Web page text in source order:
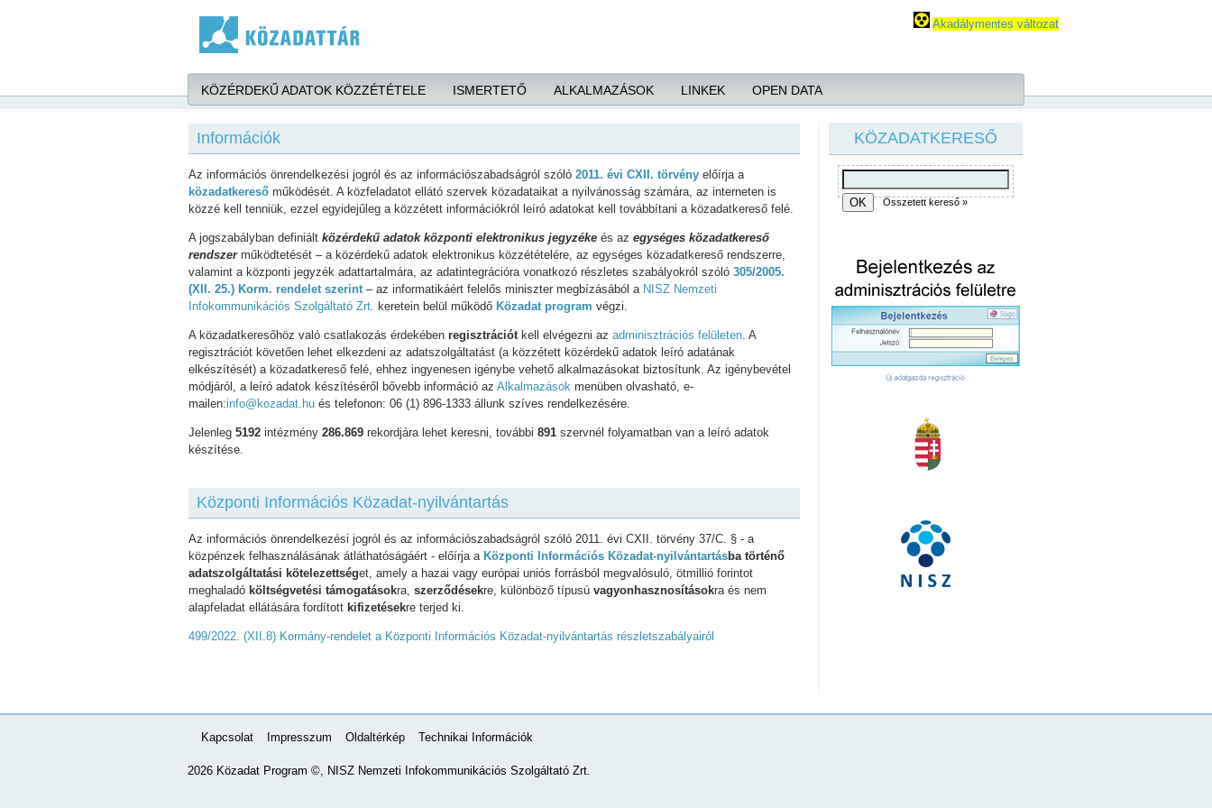
Akadálymentes változat
KÖZÉRDEKŰ ADATOK KÖZZÉTÉTELE ISMERTETŐ ALKALMAZÁSOK LINKEK OPEN DATA
Információk
Az információs önrendelkezési jogról és az információszabadságról szóló 2011. évi CXII. törvény előírja a
közadatkereső működését. A közfeladatot ellátó szervek közadataikat a nyilvánosság számára, az interneten is
közzé kell tenniük, ezzel egyidejűleg a közzétett információkról leíró adatokat kell továbbítani a közadatkereső felé.
A jogszabályban definiált közérdekű adatok központi elektronikus jegyzéke és az egységes közadatkereső
rendszerműködtetését – a közérdekű adatok elektronikus közzétételére, az egységes közadatkereső rendszerre,
valamint a központi jegyzék adattartalmára, az adatintegrációra vonatkozó részletes szabályokról szóló 305/2005.
(XII. 25.) Korm. rendelet szerint– az informatikáért felelős miniszter megbízásából a NISZ Nemzeti
Infokommunikációs Szolgáltató Zrt. keretein belül működő Közadat program végzi.
A közadatkeresőhöz való csatlakozás érdekében regisztrációt kell elvégezni az adminisztrációs felületen. A
regisztrációt követően lehet elkezdeni az adatszolgáltatást (a közzétett közérdekű adatok leíró adatának
elkészítését) a közadatkereső felé, ehhez ingyenesen igénybe vehető alkalmazásokat biztosítunk. Az igénybevétel
módjáról, a leíró adatok készítéséről bővebb információ az Alkalmazások menüben olvasható, e-
mailen:info@kozadat.hu és telefonon: 06 (1) 896-1333 állunk szíves rendelkezésére.
Jelenleg 5192 intézmény 286.869 rekordjára lehet keresni, további 891 szervnél folyamatban van a leíró adatok
készítése.
Központi Információs Közadat-nyilvántartás
Az információs önrendelkezési jogról és az információszabadságról szóló 2011. évi CXII. törvény 37/C. § - a
közpénzek felhasználásának átláthatóságáért - előírja a Központi Információs Közadat-nyilvántartásba történő
adatszolgáltatási kötelezettséget, amely a hazai vagy európai uniós forrásból megvalósuló, ötmillió forintot
meghaladó költségvetési támogatásokra, szerződésekre, különböző típusú vagyonhasznosításokra és nem
alapfeladat ellátására fordított kifizetésekre terjed ki.
499/2022. (XII.8) Kormány-rendelet a Központi Információs Közadat-nyilvántartás részletszabályairól
KÖZADATKERESŐ
Összetett kereső »
Kapcsolat Impresszum Oldaltérkép Technikai Információk
2026 Közadat Program ©, NISZ Nemzeti Infokommunikációs Szolgáltató Zrt.